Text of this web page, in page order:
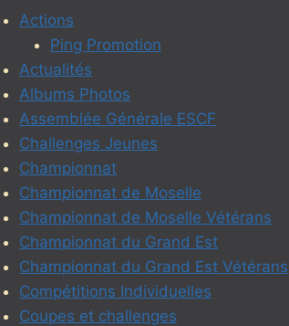
Actions
Ping Promotion
Actualités
Albums Photos
Assemblée Générale ESCF
Challenges Jeunes
Championnat
Championnat de Moselle
Championnat de Moselle Vétérans
Championnat du Grand Est
Championnat du Grand Est Vétérans
Compétitions Individuelles
Coupes et challenges